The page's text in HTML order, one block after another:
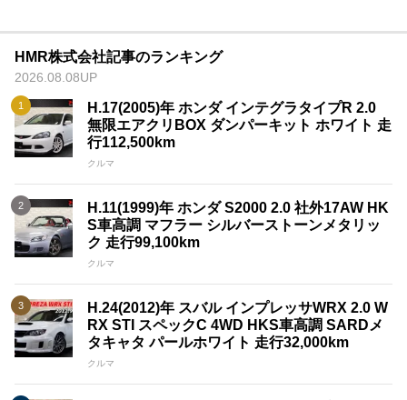
HMR株式会社記事のランキング
2026.08.08UP
H.17(2005)年 ホンダ インテグラタイプR 2.0
無限エアクリBOX ダンパーキット ホワイト 走
行112,500km
クルマ
H.11(1999)年 ホンダ S2000 2.0 社外17AW HK
S車高調 マフラー シルバーストーンメタリッ
ク 走行99,100km
クルマ
H.24(2012)年 スバル インプレッサWRX 2.0 W
RX STI スペックC 4WD HKS車高調 SARDメ
タキャタ パールホワイト 走行32,000km
クルマ